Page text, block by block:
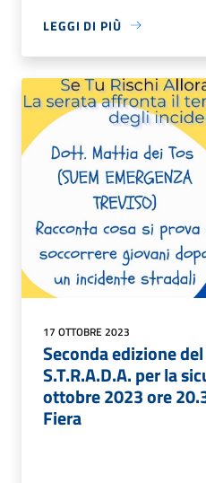
LEGGI DI PIÙ
17 OTTOBRE 2023
Seconda edizione
S.T.R.A.D.A. per la
ottobre 2023 ore
Fiera